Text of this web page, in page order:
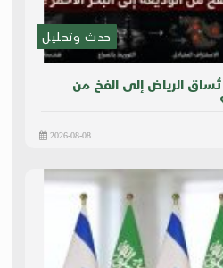
حدث وتحليل
الرياض إلى الفخ من
2026-08-08